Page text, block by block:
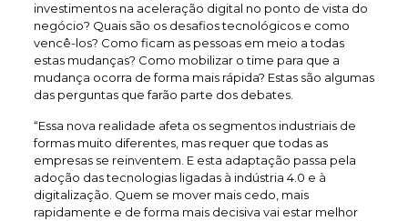
investimentos na aceleração digital no ponto de vista do
negócio? Quais são os desafios tecnológicos e como
vencê-los? Como ficam as pessoas em meio a todas
estas mudanças? Como mobilizar o time para que a
mudança ocorra de forma mais rápida? Estas são algumas
das perguntas que farão parte dos debates.
“Essa nova realidade afeta os segmentos industriais de
formas muito diferentes, mas requer que todas as
empresas se reinventem. E esta adaptação passa pela
adoção das tecnologias ligadas à indústria 4.0 e à
digitalização. Quem se mover mais cedo, mais
rapidamente e de forma mais decisiva vai estar melhor